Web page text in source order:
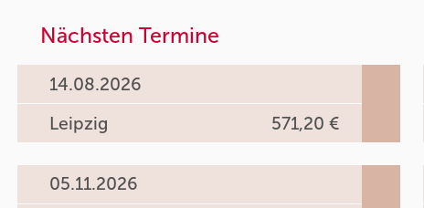
Nächsten Termine
14.08.2026
Leipzig
571,20 €
05.11.2026